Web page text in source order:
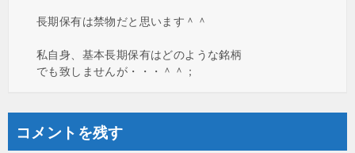
長期保有は禁物だと思います＾＾
私自身、基本長期保有はどのような銘柄
でも致しませんが・・・＾＾；
コメントを残す